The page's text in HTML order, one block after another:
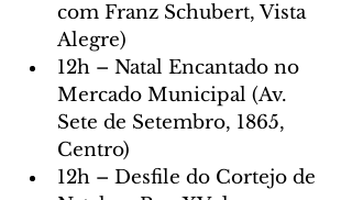
com Franz Schubert, Vista
Alegre)
12h – Natal Encantado no
Mercado Municipal (Av.
Sete de Setembro, 1865,
Centro)
12h – Desfile do Cortejo de